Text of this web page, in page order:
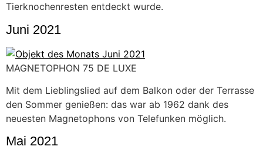
Tierknochenresten entdeckt wurde.
Juni 2021
MAGNETOPHON 75 DE LUXE
Mit dem Lieblingslied auf dem Balkon oder der Terrasse
den Sommer genießen: das war ab 1962 dank des
neuesten Magnetophons von Telefunken möglich.
Mai 2021